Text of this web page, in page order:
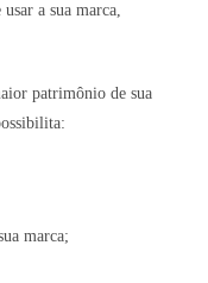
a sua marca,
patrimônio de sua
marca;